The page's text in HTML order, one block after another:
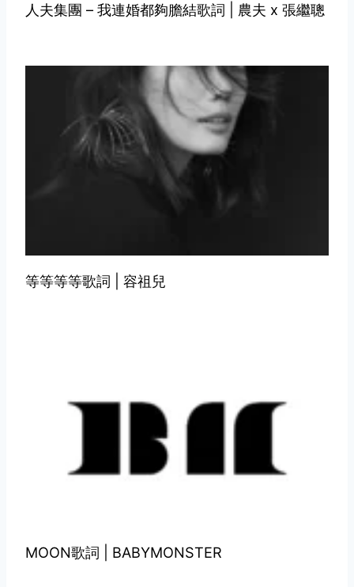
人夫集團 – 我連婚都夠膽結歌詞 | 農夫 x 張繼聰
等等等等歌詞 | 容祖兒
MOON歌詞 | BABYMONSTER